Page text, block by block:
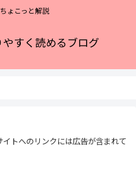
ょこっと解説
すく読めるブログ
トへのリンクには広告が含まれて